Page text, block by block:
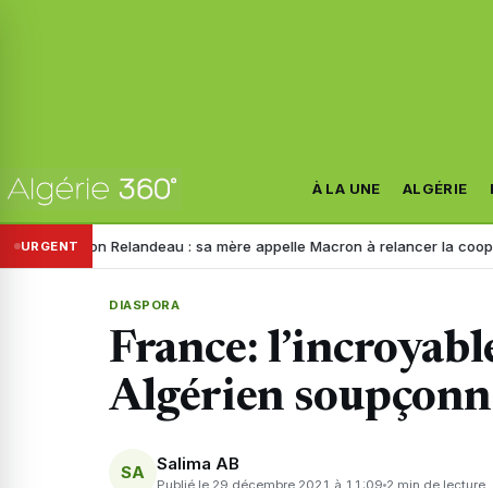
À LA UNE ALGÉRIE
URGENT
Relandeau : sa mère appelle Macron à relancer la coopération
DIASPORA
France:
Algérien
SA Salima AB
Publié le 29 décembre 2021 à 11:09 2 min de lecture